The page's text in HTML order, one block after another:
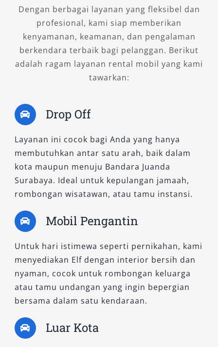
Isuzu Elf NLR merupakan varian terbaru yang
dirancang dengan teknologi lebih modern dan
efisiensi bahan bakar lebih baik. Kapasitasnya
setara dengan Elf Long, namun desain
kabinnya lebih elegan dan sistem suspensinya
semakin menyenangkan. Tipe ini sering dipilih
oleh klien perusahaan maupun pelanggan VIP
yang mengutamakan kenyamanan premium
selama di perjalanan.
Dengan menyediakan pilihan lengkap mulai
dari Elf Short, Elf Long, hingga Elf NLR, Salsa
Wisata berkomitmen memberikan pengalaman
transportasi terbaik di Kediri dan sekitarnya.
Anda dapat memilih layanan sewa Elf Kediri
profesional maupun lepas kunci, untuk
perjalanan harian, bulanan, hingga ke luar kota
seperti Surabaya, Malang, dan Bandara Juanda.
Untuk pemesanan atau konsultasi armada
yang paling sesuai dengan kebutuhan Anda,
tim kami siap melayani dengan ramah dan
Dengan berbagai layanan yang fleksibel dan
profesional, kami siap memberikan
kenyamanan, keamanan, dan pengalaman
berkendara terbaik bagi pelanggan. Berikut
adalah ragam layanan rental mobil yang kami
tawarkan:
Drop Off
Layanan ini cocok bagi Anda yang hanya
membutuhkan antar satu arah, baik dalam
kota maupun menuju Bandara Juanda
Surabaya. Ideal untuk kepulangan jamaah,
rombongan wisatawan, atau tamu instansi.
Mobil Pengantin
Untuk hari istimewa seperti pernikahan, kami
menyediakan Elf dengan interior bersih dan
nyaman, cocok untuk rombongan keluarga
atau tamu undangan yang ingin bepergian
bersama dalam satu kendaraan.
Luar Kota